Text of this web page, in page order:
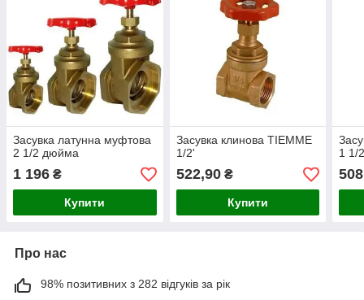
Засувка латунна муфтова
2 1/2 дюйма
1 196 ₴
Купити
Засувка клинова TIEMME
1/2'
522,90₴
Купити
1 1/
Про нас
98% позитивних з 282 відгуків за рік